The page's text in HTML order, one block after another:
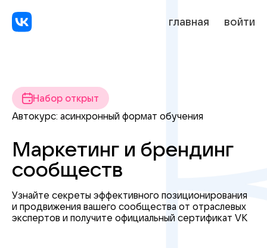
главная войти
Набор открыт
Автокурс: асинхронный формат обучения
Маркетинг и брендинг
сообществ
Узнайте секреты эффективного позиционирования
и продвижения вашего сообщества от отраслевых
экспертов и получите официальный сертификат VK